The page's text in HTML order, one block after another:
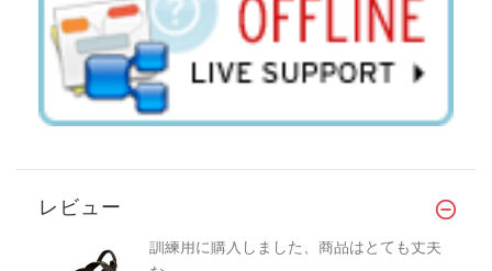
レビュー
訓練用に購入しました、商品はとても丈夫